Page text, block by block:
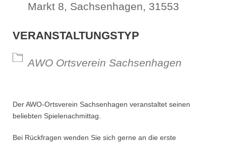
Markt 8, Sachsenhagen, 31553
VERANSTALTUNGSTYP
AWO Ortsverein Sachsenhagen
Der AWO-Ortsverein Sachsenhagen veranstaltet seinen
beliebten Spielenachmittag.
Bei Rückfragen wenden Sie sich gerne an die erste